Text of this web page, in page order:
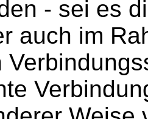
- sei es
auch im